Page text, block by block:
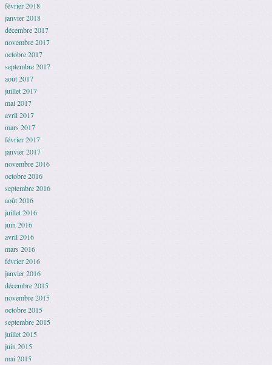
février 2018
janvier 2018
décembre 2017
novembre 2017
octobre 2017
septembre 2017
août 2017
juillet 2017
mai 2017
avril 2017
mars 2017
février 2017
janvier 2017
novembre 2016
octobre 2016
septembre 2016
août 2016
juillet 2016
juin 2016
avril 2016
mars 2016
février 2016
janvier 2016
décembre 2015
novembre 2015
octobre 2015
septembre 2015
juillet 2015
juin 2015
mai 2015